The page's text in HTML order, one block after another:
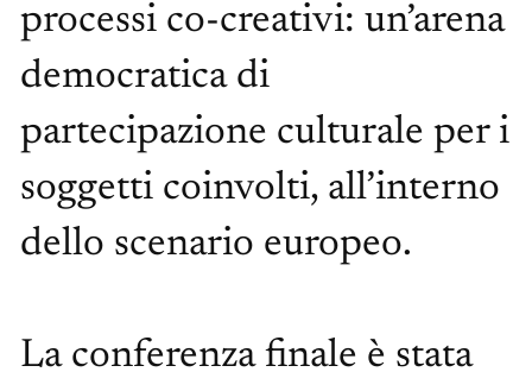
processi co-creativi: un’arena
democratica di
partecipazione culturale per i
soggetti coinvolti, all’interno
dello scenario europeo.
La conferenza finale è stata